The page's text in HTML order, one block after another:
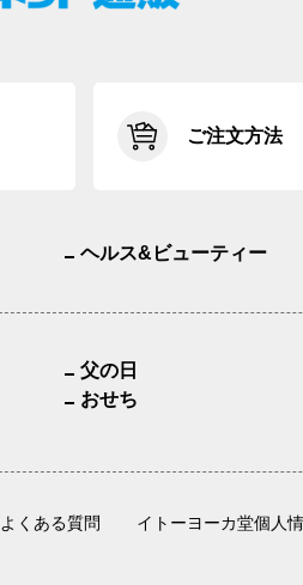
ご注文方法
ヘルス&ビューティー
父の日
おせち
よくある質問 イトーヨーカ堂個人